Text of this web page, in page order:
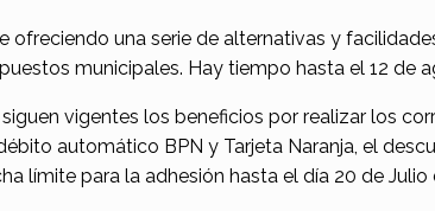
ofreciendo una serie de alternativas y
municipales. Hay tiempo hasta el 12 de
vigentes los beneficios por realizar los
automático BPN y Tarjeta Naranja, el
límite para la adhesión hasta el día 20 de Julio